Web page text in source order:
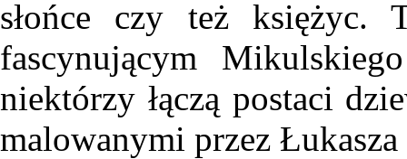
słońce czy też
fascynującym
niektórzy łączą postaci
malowanymi przez Łukasza